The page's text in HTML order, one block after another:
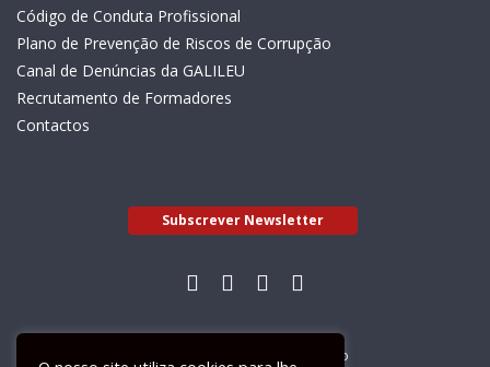
Código de Conduta Profissional
Plano de Prevenção de Riscos de Corrupção
Canal de Denúncias da GALILEU
Recrutamento de Formadores
Contactos
Subscrever Newsletter
Livro de Reclamações Electrónico